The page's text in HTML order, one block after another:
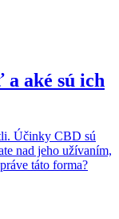
aké sú ich
Účinky CBD sú
nad jeho užívaním,
táto forma?